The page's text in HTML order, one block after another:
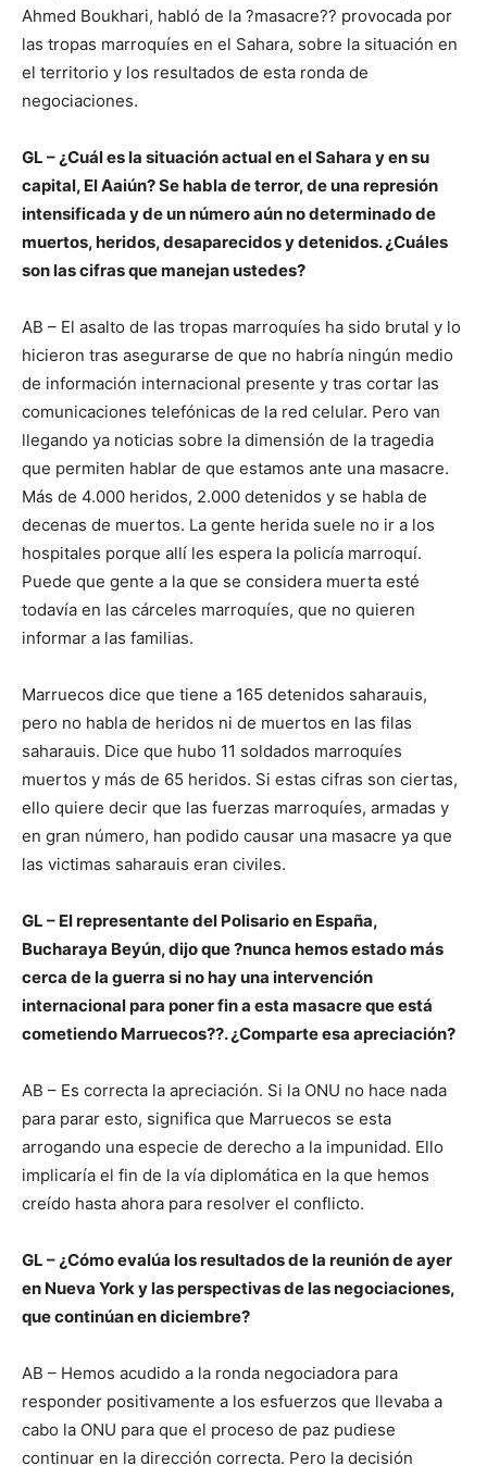
Ahmed Boukhari, habló de la ?masacre?? provocada por
las tropas marroquíes en el Sahara, sobre la situación en
el territorio y los resultados de esta ronda de
negociaciones.
GL – ¿Cuál es la situación actual en el Sahara y en su
capital, El Aaiún? Se habla de terror, de una represión
intensificada y de un número aún no determinado de
muertos, heridos, desaparecidos y detenidos. ¿Cuáles
son las cifras que manejan ustedes?
AB – El asalto de las tropas marroquíes ha sido brutal y lo
hicieron tras asegurarse de que no habría ningún medio
de información internacional presente y tras cortar las
comunicaciones telefónicas de la red celular. Pero van
llegando ya noticias sobre la dimensión de la tragedia
que permiten hablar de que estamos ante una masacre.
Más de 4.000 heridos, 2.000 detenidos y se habla de
decenas de muertos. La gente herida suele no ir a los
hospitales porque allí les espera la policía marroquí.
Puede que gente a la que se considera muerta esté
todavía en las cárceles marroquíes, que no quieren
informar a las familias.
Marruecos dice que tiene a 165 detenidos saharauis,
pero no habla de heridos ni de muertos en las filas
saharauis. Dice que hubo 11 soldados marroquíes
muertos y más de 65 heridos. Si estas cifras son ciertas,
ello quiere decir que las fuerzas marroquíes, armadas y
en gran número, han podido causar una masacre ya que
las victimas saharauis eran civiles.
GL – El representante del Polisario en España,
Bucharaya Beyún, dijo que ?nunca hemos estado más
cerca de la guerra si no hay una intervención
internacional para poner fin a esta masacre que está
cometiendo Marruecos??. ¿Comparte esa apreciación?
AB – Es correcta la apreciación. Si la ONU no hace nada
para parar esto, significa que Marruecos se esta
arrogando una especie de derecho a la impunidad. Ello
implicaría el fin de la vía diplomática en la que hemos
creído hasta ahora para resolver el conflicto.
GL – ¿Cómo evalúa los resultados de la reunión de ayer
en Nueva York y las perspectivas de las negociaciones,
que continúan en diciembre?
AB – Hemos acudido a la ronda negociadora para
responder positivamente a los esfuerzos que llevaba a
cabo la ONU para que el proceso de paz pudiese
continuar en la dirección correcta. Pero la decisión